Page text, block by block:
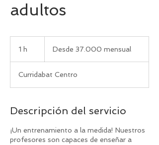
adultos
1 h
mensual
Desde 37.000 mensual
Curridabat Centro
Descripción del servicio
¡Un entrenamiento a la medida! Nuestros
profesores son capaces de enseñar a